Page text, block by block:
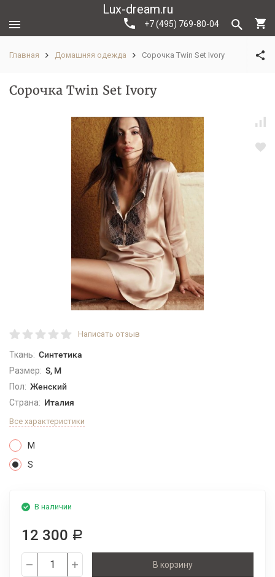
Lux-dream.ru
+7 (495) 769-80-04
Главная Домашняя одежда Сорочка Twin Set Ivory
Сорочка Twin Set Ivory
Написать отзыв
Ткань: Синтетика
Размер: S, M
Пол: Женский
Страна: Италия
Все характеристики
M
S
В наличии
12 300 Р
В корзину